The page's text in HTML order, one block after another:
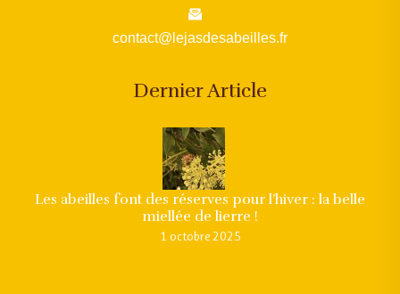
contact@lejasdesabeilles.fr
Dernier Article
Les abeilles font des réserves pour l’hiver : la belle
miellée de lierre !
1 octobre 2025